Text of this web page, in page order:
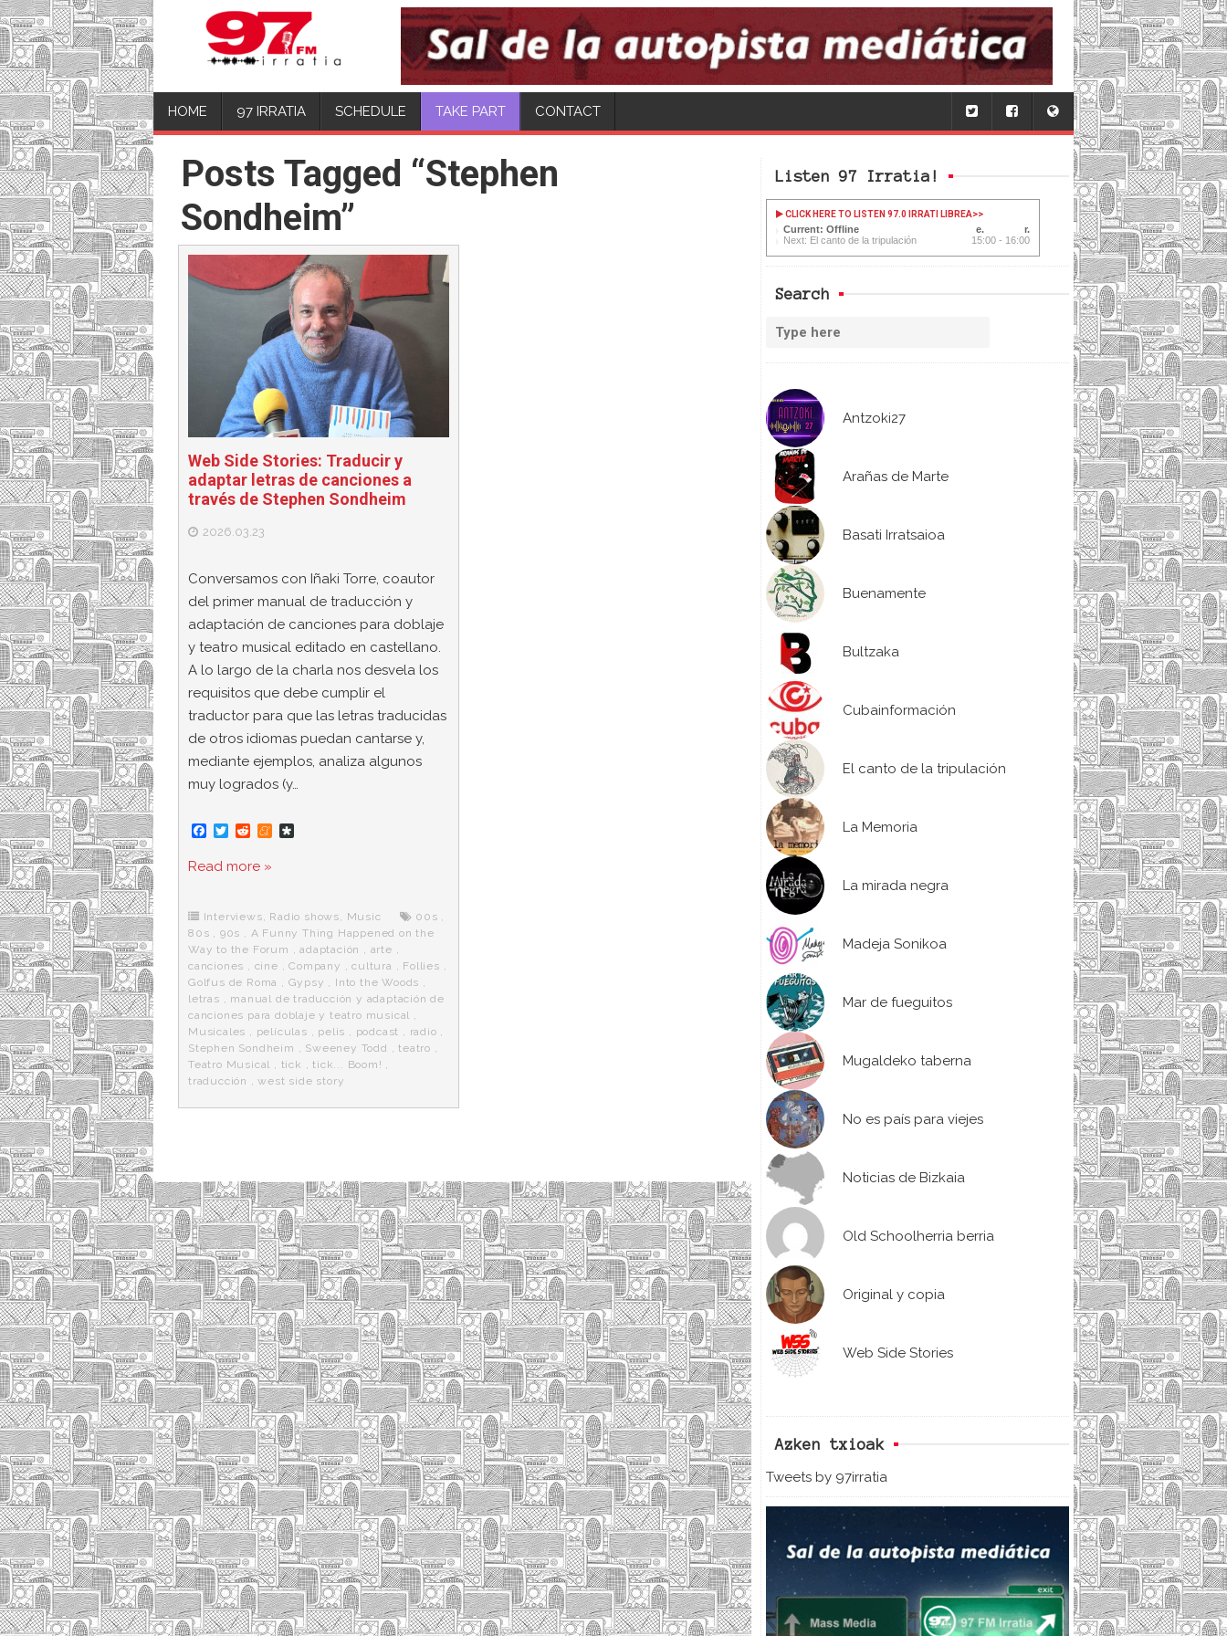
HOME 97 IRRATIA SCHEDULE CONTACT
Listen 97 Irratia!
CLICK HERE TO LISTEN 97.0 IRRATI LIBREA>>
Current: Offline
Next: El canto de la tripulación
15:00 - 16:00
Search
Antzoki27
Arañas de Marte
Basati Irratsaioa
Buenamente
Bultzaka
Cubainformación
El canto de la tripulación
La Memoria
La mirada negra
Madeja Sonikoa
Mar de fueguitos
Mugaldeko taberna
No es país para viejes
Noticias de Bizkaia
Old Schoolherria berria
Original y copia
Web Side Stories
Azken txioak
Tweets by 97irratia
Posts Tagged “Stephen
Sondheim”
Web Side Stories: Traducir y
adaptar letras de canciones a
través de Stephen Sondheim
2026.03.23
Conversamos con Iñaki Torre, coautor
del primer manual de traducción y
adaptación de canciones para doblaje
y teatro musical editado en castellano.
A lo largo de la charla nos desvela los
requisitos que debe cumplir el
traductor para que las letras traducidas
de otros idiomas puedan cantarse y,
mediante ejemplos, analiza algunos
muy logrados (y…
F
c
e
o
k
T
i
t
r
R
d
d
M
e
r
a
Read more »
Interviews Radio shows Music 00s
80s
90s
A Funny Thing Happened on the
Way to the Forum
,adaptación arte
canciones
cine ,Company ,cultura Follies
Golfus de Roma
Gypsy Into the Woods
letras
manual de traducción y adaptación de
canciones para doblaje y teatro musical
Musicales
películas pelis podcast radio
Stephen Sondheim
Sweeney Todd ,teatro
Teatro Musical
tick ,tick... Boom!
traducción
,west side story